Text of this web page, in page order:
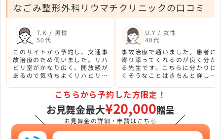
なごみ整形外科リウマチクリニックの口コミ
T.K / 男性
50代
このサイトから予約し、交通事
故治療のため伺いました。リハ
ビリ室がかなり広く、開放感が
あるので気持ちよくリハビリに
U.Y / 女性
40代
事故治療で通いました。患者に
寄り添ってくれるのが良く分か
る先生です。こちらに分かりに
くそうなことはきちんと詳しく
ります。
＼
こちらから予約した方限定！
お見舞金最大¥20,000贈呈
お見舞金の詳細・申請はこちら ／